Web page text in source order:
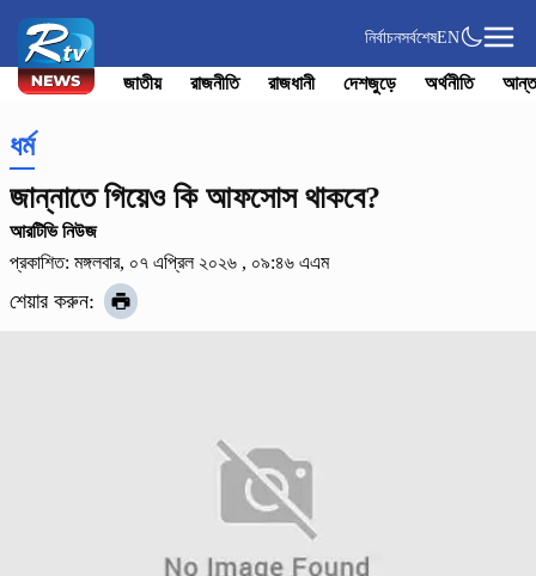
নির্বাচনসর্বশেষEN
জাতীয় রাজনীতি রাজধানী দেশজুড়ে অর্থনীতি
ধর্ম
জান্নাতে গিয়েও কি আফসোস থাকবে?
আরটিভি নিউজ
প্রকাশিত: মঙ্গলবার, ০৭ এপ্রিল ২০২৬ , ০৯:৪৬ এএম
শেয়ার করুন: